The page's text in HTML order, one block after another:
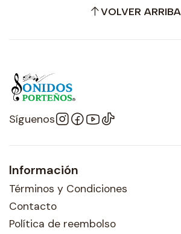
VOLVER ARRIBA
Síguenos
Información
Términos y Condiciones
Contacto
Política de reembolso